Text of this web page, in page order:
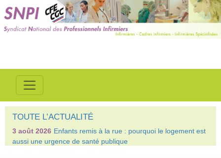
TOUTE L’ACTUALITÉ
3 août 2026 Enfants remis à la rue : pourquoi le logement est
aussi une urgence de santé publique